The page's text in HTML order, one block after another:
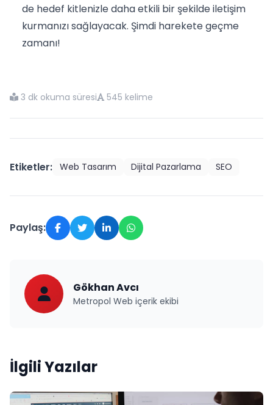
de hedef kitlenizle daha etkili bir şekilde iletişim
kurmanızı sağlayacak. Şimdi harekete geçme
zamanı!
3 dk okuma süresi 545 kelime
Etiketler: Web Tasarım Dijital Pazarlama SEO
Paylaş:
Gökhan Avcı
Metropol Web içerik ekibi
İlgili Yazılar